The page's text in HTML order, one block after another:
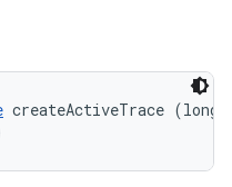
createActiveTrace